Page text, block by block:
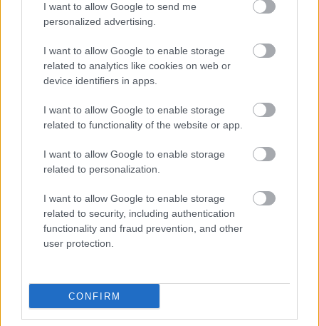
I want to allow Google to send me
personalized advertising.
I want to allow Google to enable storage
related to analytics like cookies on web or
device identifiers in apps.
I want to allow Google to enable storage
related to functionality of the website or app.
I want to allow Google to enable storage
related to personalization.
I want to allow Google to enable storage
related to security, including authentication
functionality and fraud prevention, and other
user protection.
CONFIRM
de antes, pero mejor!
DISCOVER WITH
Últimas noticias
España afronta un sábado de calor intenso y
08/08/2026
Tomelloso roza los 40 grados este sábado
con aviso amarillo por...
Calor, calima y tormentas dispersas: así
será el tiempo este sábado...
Tomelloso desafía al calor y llena de
ambiente la primera noche...
07/08/2026